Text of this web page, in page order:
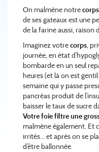
On malmène notrecorps
de ses gateaux est une
de la farine aussi, raison
Imaginez votrecorps,
journée, en état
bombarde en un seul
heures (et là on est
semaine qui y passe
pancréas produit de
baisser le taux de sucre
Votre foie filtre une
malmène également. Et
irrités… et après on se
d’être ballonnée.